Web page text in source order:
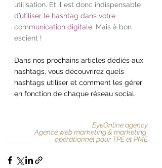
utilisation. Et il est donc indispensable
d’utiliser le hashtag dans votre
communication digitale. Mais à bon
escient !
Dans nos prochains articles dédiés aux
hashtags, vous découvrirez quels
hashtags utiliser et comment les gérer
en fonction de chaque réseau social.
EyeOnline agency
Agence web marketing & marketing
opérationnel pour TPE et PME